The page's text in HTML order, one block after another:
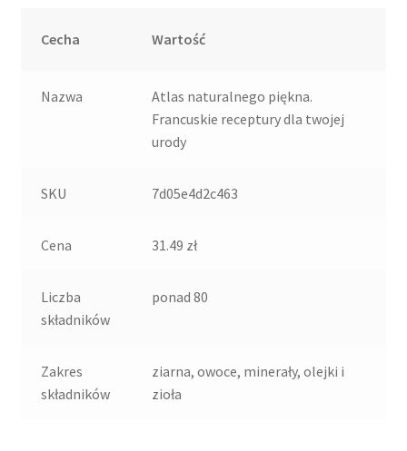
Cecha Wartość
Nazwa
Atlas naturalnego piękna.
Francuskie receptury dla twojej
urody
SKU 7d05e4d2c463
Cena 31.49 zł
Liczba
składników
ponad 80
Zakres
składników
ziarna, owoce, minerały, olejki i
zioła